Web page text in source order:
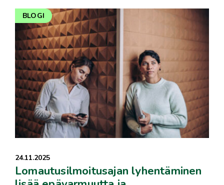
BLOGI
24.11.2025
Lomautusilmoitusajan lyhentäminen